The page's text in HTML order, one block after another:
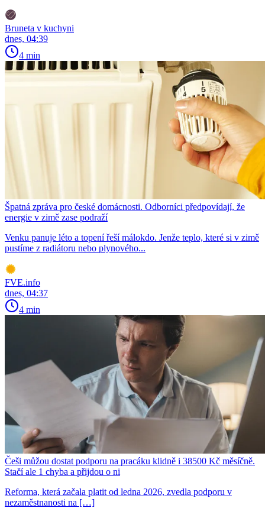
Bruneta v kuchyni
dnes, 04:39
4 min
Špatná zpráva pro české domácnosti. Odborníci předpovídají, že
energie v zimě zase podraží
Venku panuje léto a topení řeší málokdo. Jenže teplo, které si v zimě
pustíme z radiátoru nebo plynového...
FVE.info
dnes, 04:37
4 min
Češi můžou dostat podporu na pracáku klidně i 38500 Kč měsíčně.
Stačí ale 1 chyba a přijdou o ni
Reforma, která začala platit od ledna 2026, zvedla podporu v
nezaměstnanosti na […]